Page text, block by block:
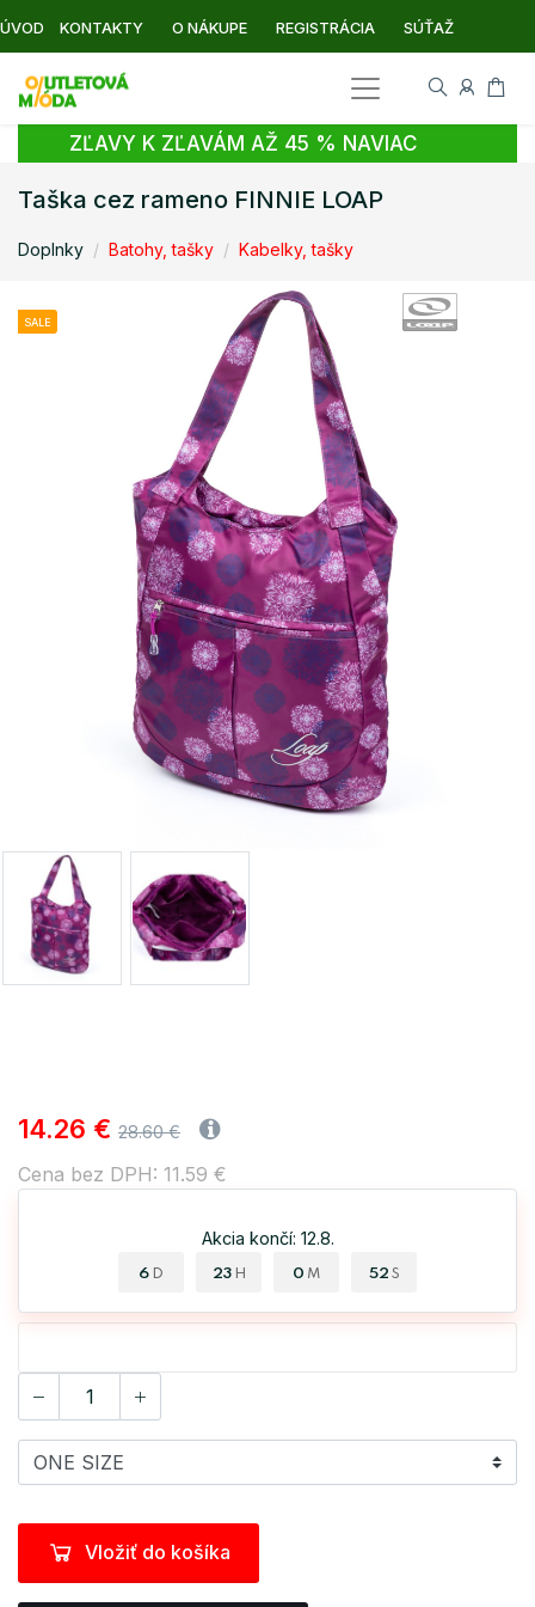
ÚVOD KONTAKTY O NÁKUPE REGISTRÁCIA SÚŤAŽ
ZĽAVY K ZĽAVÁM AŽ 45 % NAVIAC
Taška cez rameno FINNIE LOAP
Doplnky Batohy, tašky Kabelky, tašky
SALE
14.26 € 28.60 €
Cena bez DPH: 11.59 €
Akcia končí: 12.8.
6 D 23 H 0 M 52 S
Vložiť do košíka